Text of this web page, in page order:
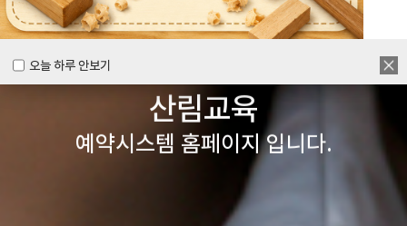
오늘 하루 안보기
오늘 하루 안보기
양주시
목재문화체험장&
산림교육
예약시스템 홈페이지 입니다.